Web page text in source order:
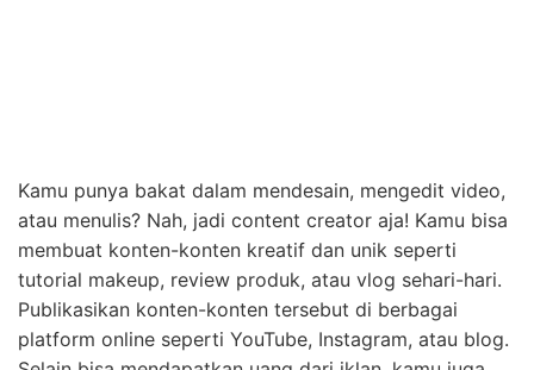
Kamu punya bakat dalam mendesain, mengedit video,
atau menulis? Nah, jadi content creator aja! Kamu bisa
membuat konten-konten kreatif dan unik seperti
tutorial makeup, review produk, atau vlog sehari-hari.
Publikasikan konten-konten tersebut di berbagai
platform online seperti YouTube, Instagram, atau blog.